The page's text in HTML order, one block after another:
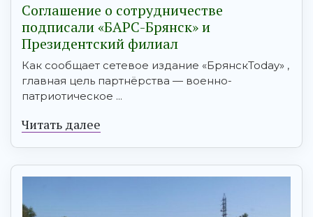
Соглашение о сотрудничестве
подписали «БАРС-Брянск» и
Президентский филиал
Как сообщает сетевое издание «БрянскToday» ,
главная цель партнёрства — военно-
патриотическое ...
Читать далее